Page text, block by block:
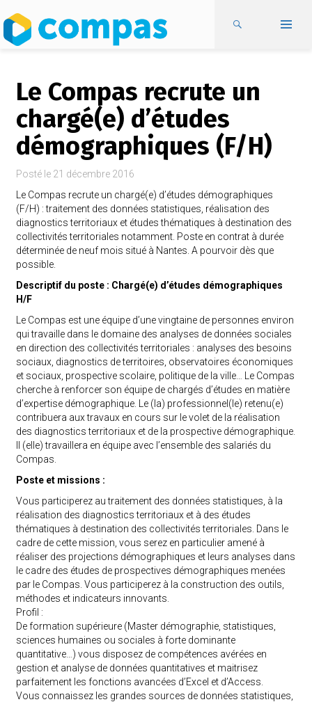
Le Compas recrute un
chargé(e) d’études
démographiques (F/H)
Posté le 21 décembre 2016
Le Compas recrute un chargé(e) d’études démographiques
(F/H) : traitement des données statistiques, réalisation des
diagnostics territoriaux et études thématiques à destination des
collectivités territoriales notamment. Poste en contrat à durée
déterminée de neuf mois situé à Nantes. A pourvoir dès que
possible.
Descriptif du poste : Chargé(e) d’études démographiques
H/F
Le Compas est une équipe d’une vingtaine de personnes environ
qui travaille dans le domaine des analyses de données sociales
en direction des collectivités territoriales : analyses des besoins
sociaux, diagnostics de territoires, observatoires économiques
et sociaux, prospective scolaire, politique de la ville… Le Compas
cherche à renforcer son équipe de chargés d’études en matière
d’expertise démographique. Le (la) professionnel(le) retenu(e)
contribuera aux travaux en cours sur le volet de la réalisation
des diagnostics territoriaux et de la prospective démographique.
Il (elle) travaillera en équipe avec l’ensemble des salariés du
Compas.
Poste et missions :
Vous participerez au traitement des données statistiques, à la
réalisation des diagnostics territoriaux et à des études
thématiques à destination des collectivités territoriales. Dans le
cadre de cette mission, vous serez en particulier amené à
réaliser des projections démographiques et leurs analyses dans
le cadre des études de prospectives démographiques menées
par le Compas. Vous participerez à la construction des outils,
méthodes et indicateurs innovants.
Profil :
De formation supérieure (Master démographie, statistiques,
sciences humaines ou sociales à forte dominante
quantitative…) vous disposez de compétences avérées en
gestion et analyse de données quantitatives et maitrisez
parfaitement les fonctions avancées d’Excel et d’Access.
Vous connaissez les grandes sources de données statistiques,